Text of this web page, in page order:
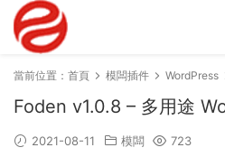
當前位置： 首頁 模闆插件 WordPress
Foden v1.0.8 – 多用途
2021-08-11 模闆 723